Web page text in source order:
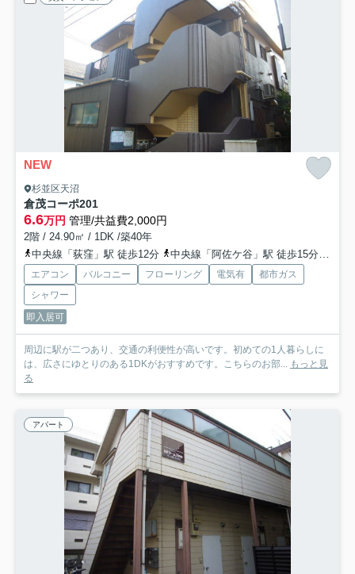
NEW
杉並区天沼
倉茂コーポ201
6.6万円 管理/共益費2,000円
2階 / 24.90㎡ / 1DK /築40年
中央線「荻窪」駅 徒歩12分
中央線「阿佐ケ谷」駅 徒歩15分
エアコン バルコニー フローリング 電気有
都市ガス
シャワー
即入居可
周辺に駅が二つあり、交通の利便性が高いです。初めての1人暮らしに
は、広さにゆとりのある1DKがおすすめです。こちらのお部... もっと見
る
アパート